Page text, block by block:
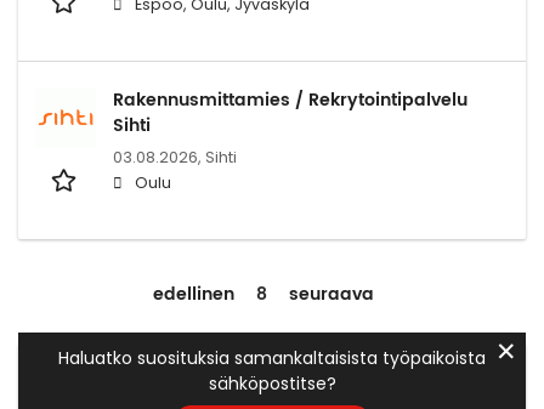
Espoo, Oulu, Jyväskylä
Rakennusmittamies / Rekrytointipalvelu
Sihti
03.08.2026, Sihti
Oulu
edellinen 8 seuraava
Haluatko suosituksia samankaltaisista työpaikoista
sähköpostitse?
✕